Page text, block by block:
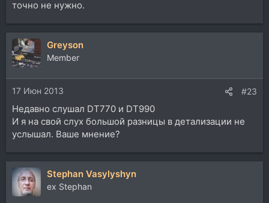
точно не нужно.
Greyson
Member
17 Июн 2013 #23
Недавно слушал DT770 и DT990
И я на свой слух большой разницы в детализации не
услышал. Ваше мнение?
Stephan Vasylyshyn
ex Stephan